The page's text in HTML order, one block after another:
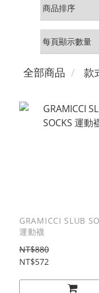
全部商品 款
GRAMICCI SLUB
運動襪
NT$880
NT$572